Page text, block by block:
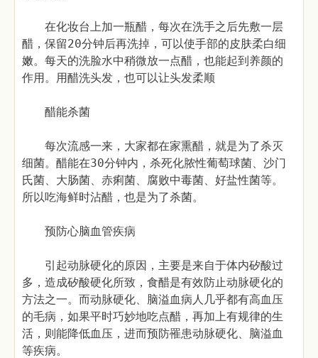
在化妆台上加一瓶醋，每次在洗手之后先敷一层
醋，保留20分钟后再洗掉，可以使手部的皮肤柔白细
嫩。每天的洗脸水中稍微放一点醋，也能起到养颜的
作用。用醋洗头发，也可以让头发柔顺
醋能杀菌
每次流感一来，大家都在家熏醋，就是为了杀灭
细菌。醋能在30分钟内，杀死化脓性葡萄球菌、沙门
氏菌、大肠菌、赤痢菌、腐败中毒菌、好盐性菌等。
所以吃海鲜时沾醋，也是为了杀菌。
预防心脑血管疾病
引起动脉硬化的原因，主要是来自于体内矽酸过
多，造成矽酸硬化所致，食醋是有效防止动脉硬化的
方法之一。而动脉硬化、脑溢血病人几乎都有高血压
的毛病，如果平时巧妙地吃点醋，再加上有规律的生
活，则能降低血压，进而预防罹患动脉硬化、脑溢血
等疾病。